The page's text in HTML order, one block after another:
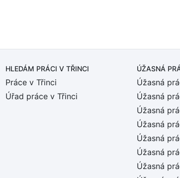
HLEDÁM PRÁCI V TŘINCI
Práce v Třinci
Úřad práce v Třinci
ÚŽASNÁ
Úžasná
Úžasná
Úžasná
Úžasná
Úžasná
Úžasná
Úžasná